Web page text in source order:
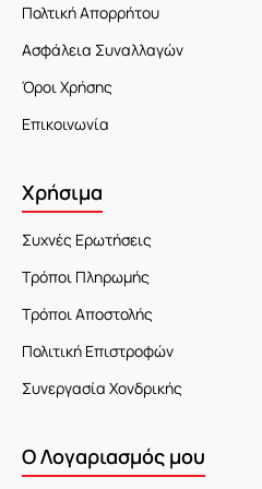
Πολτική Απορρήτου
Ασφάλεια Συναλλαγών
Όροι Χρήσης
Επικοινωνία
Χρήσιμα
Συχνές Ερωτήσεις
Τρόποι Πληρωμής
Τρόποι Αποστολής
Πολιτική Επιστροφών
Συνεργασία Χονδρικής
Ο Λογαριασμός μου